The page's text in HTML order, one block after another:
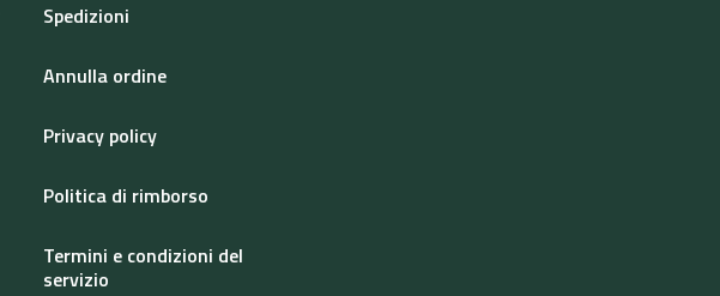
Spedizioni
Annulla ordine
Privacy policy
Politica di rimborso
Termini e condizioni del
servizio